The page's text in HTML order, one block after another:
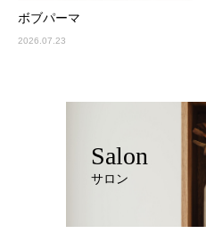
ボブパーマ
2026.07.23
Salon
サロン